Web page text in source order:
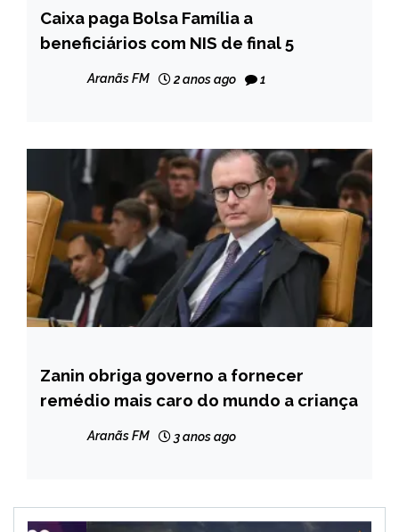
BRASIL
NOTÍCIAS
Caixa paga Bolsa Família a
beneficiários com NIS de final 5
Aranãs FM 2 anos ago 1
BRASIL
NOTÍCIAS
Zanin obriga governo a fornecer
remédio mais caro do mundo a criança
Aranãs FM 3 anos ago